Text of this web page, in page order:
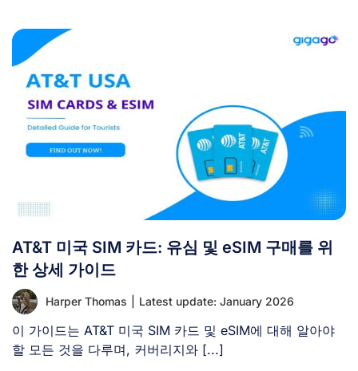
AT&T 미국 SIM 카드: 유심 및 eSIM 구매를 위
한 상세 가이드
Harper Thomas Latest update: January 2026
이 가이드는 AT&T 미국 SIM 카드 및 eSIM에 대해 알아야
할 모든 것을 다루며, 커버리지와 [...]